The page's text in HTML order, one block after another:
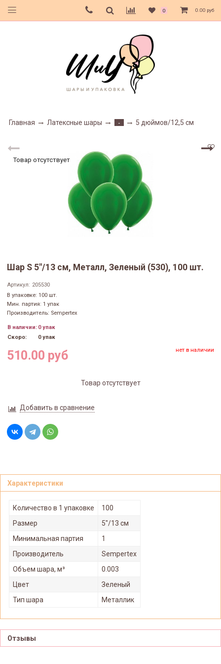
0 0.00 руб
Главная Латексные шары - 5 дюймов/12,5 см
Товар отсутствует
Шар S 5"/13 см, Металл, Зеленый (530), 100 шт.
Артикул: 205530
В упаковке: 100 шт.
Мин. партия: 1 упак
Производитель: Sempertex
В наличии: 0 упак
Скоро:
0 упак
510.00 руб нет в наличии
Товар отсутствует
Добавить в сравнение
Характеристики
Количество в 1 упаковке
100
Размер
5"/13 см
Минимальная партия
1
Производитель
Sempertex
Объем шара, м³
0.003
Цвет
Зеленый
Тип шара
Металлик
Отзывы